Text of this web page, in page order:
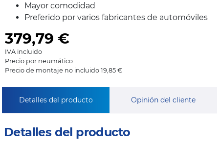
Mayor comodidad
Preferido por varios fabricantes de automóviles
379,79 €
IVA incluido
Precio por neumático
Precio de montaje no incluido 19,85 €
Detalles del producto Opinión del cliente
Detalles del producto